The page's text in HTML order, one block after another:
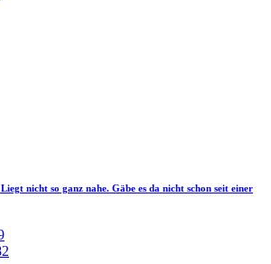
nicht so ganz nahe. Gäbe es da nicht schon seit einer